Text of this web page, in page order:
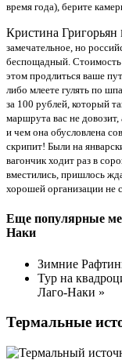
время года), берите
Кристина Григорьян
замечательное, но
беспощадный. Стоимость
этом продлиться ваше
либо млеете гулять по
за 100 рублей, который
маршрута вас не довозит,
и чем она обусловлена
скрипит! Были на
вагончик ходит раз в
вместились, пришлось
хорошей организации не
Еще популярные
Наки
Зимние
Тур на
Лаго-Наки »
Термальные